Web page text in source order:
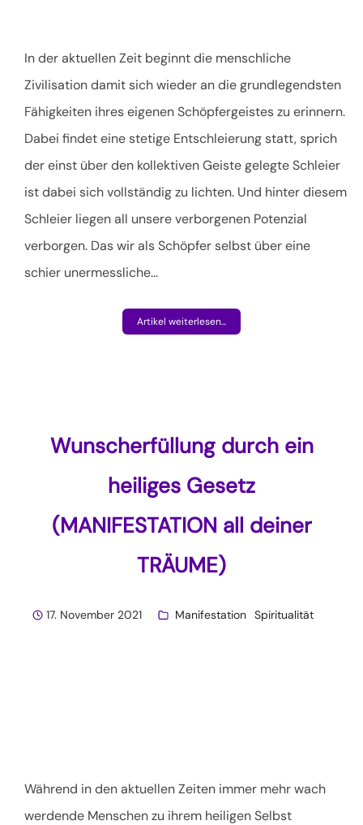
In der aktuellen Zeit beginnt die menschliche
Zivilisation damit sich wieder an die grundlegendsten
Fähigkeiten ihres eigenen Schöpfergeistes zu erinnern.
Dabei findet eine stetige Entschleierung statt, sprich
der einst über den kollektiven Geiste gelegte Schleier
ist dabei sich vollständig zu lichten. Und hinter diesem
Schleier liegen all unsere verborgenen Potenzial
verborgen. Das wir als Schöpfer selbst über eine
schier unermessliche…
Artikel weiterlesen...
Wunscherfüllung durch ein
heiliges Gesetz
(MANIFESTATION all deiner
TRÄUME)
17. November 2021 Manifestation Spiritualität
Während in den aktuellen Zeiten immer mehr wach
werdende Menschen zu ihrem heiligen Selbst